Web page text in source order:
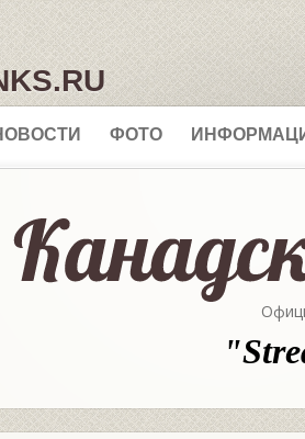
ФОТО